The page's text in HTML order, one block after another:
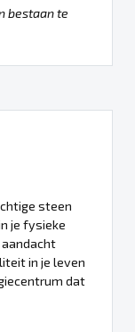
bestaan te
steen
je fysieke
in je leven
dat